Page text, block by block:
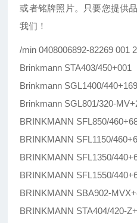
或者铭牌照片。只要您提供
我们！
/min 0408006892-82269 001 2
Brinkmann STA403/450+001
Brinkmann SGL1400/
Brinkmann SGL801/320-
BRINKMANN SFL850/
BRINKMANN SFL1150/
BRINKMANN SFL1350/
BRINKMANN SFL1550/
BRINKMANN SBA902-
BRINKMANN STA404/420-